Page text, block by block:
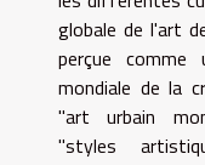
globale de l'art
perçue
mondiale de la
"art urbain
"styles